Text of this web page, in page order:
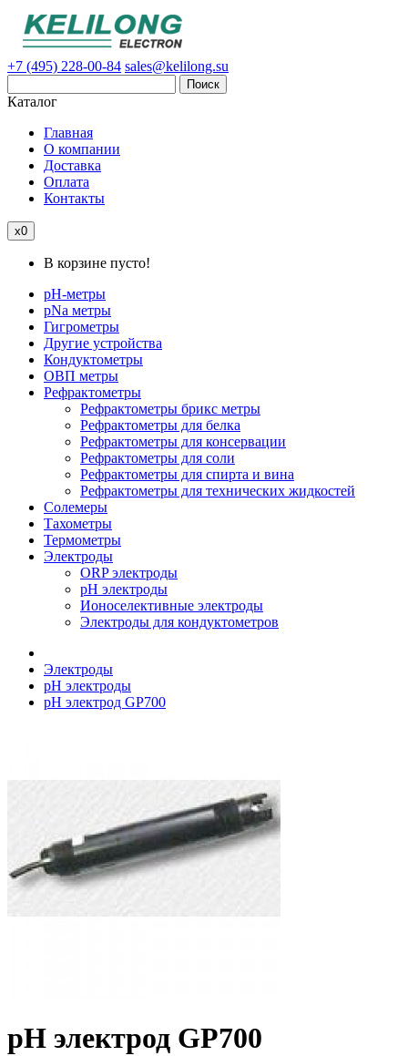
+7 (495) 228-00-84 sales@kelilong.su
Поиск
Каталог
Главная
О компании
Доставка
Оплата
Контакты
x0
В корзине пусто!
pH-метры
pNa метры
Гигрометры
Другие устройства
Кондуктометры
ОВП метры
Рефрактометры
Рефрактометры брикс метры
Рефрактометры для белка
Рефрактометры для консервации
Рефрактометры для соли
Рефрактометры для спирта и вина
Рефрактометры для технических жидкостей
Солемеры
Тахометры
Термометры
Электроды
ORP электроды
pH электроды
Ионоселективные электроды
Электроды для кондуктометров
Электроды
pH электроды
рН электрод GP700
рН электрод GP700